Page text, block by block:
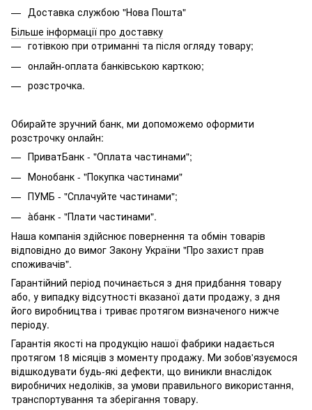
Доставка службою "Нова Пошта"
Більше інформації про доставку
готівкою при отриманні та після огляду товару;
онлайн-оплата банківською карткою;
розстрочка.
Обирайте зручний банк, ми допоможемо оформити
розстрочку онлайн:
ПриватБанк - "Оплата частинами";
Монобанк - "Покупка частинами"
ПУМБ - "Сплачуйте частинами";
àбанк - "Плати частинами".
Наша компанія здійснює повернення та обмін товарів
відповідно до вимог Закону України "Про захист прав
споживачів".
Гарантійний період починається з дня придбання товару
або, у випадку відсутності вказаної дати продажу, з дня
його виробництва і триває протягом визначеного нижче
періоду.
Гарантія якості на продукцію нашої фабрики надається
протягом 18 місяців з моменту продажу. Ми зобов'язуємося
відшкодувати будь-які дефекти, що виникли внаслідок
виробничих недоліків, за умови правильного використання,
транспортування та зберігання товару.